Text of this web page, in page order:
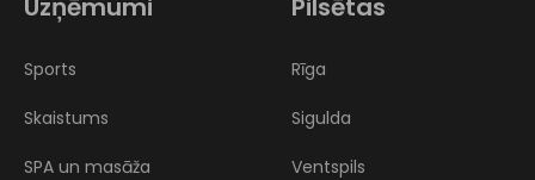
Uzņēmumi
Sports
Skaistums
SPA un masāža
Pilsētas
Rīga
Sigulda
Ventspils